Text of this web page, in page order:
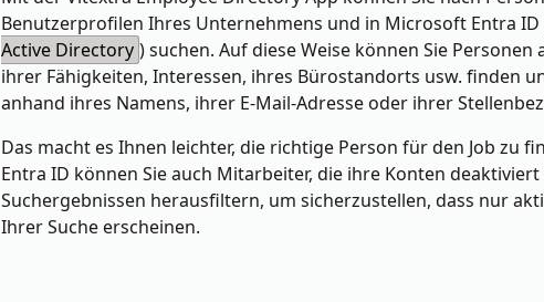
Benutzerprofilen Ihres Unternehmens und in Microsoft Entra ID
Active Directory ) suchen. Auf diese Weise können Sie
ihrer Fähigkeiten, Interessen, ihres Bürostandorts usw. finden
anhand ihres Namens, ihrer E-Mail-Adresse oder ihrer
Das macht es Ihnen leichter, die richtige Person für den Job zu
Entra ID können Sie auch Mitarbeiter, die ihre Konten deaktiviert
Suchergebnissen herausfiltern, um sicherzustellen, dass nur
Ihrer Suche erscheinen.